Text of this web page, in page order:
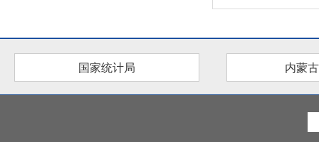
国家统计局 内蒙